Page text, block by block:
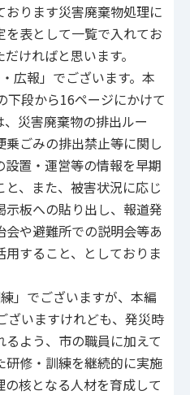
ります災害廃棄物処理に
表として一覧で入れてお
ければと思います。
広報」でございます。本
下段から16ページにかけて
災害廃棄物の排出ルー
ごみの排出禁止等に関し
置・運営等の情報を早期
、また、被害状況に応じ
板への貼り出し、報道発
や避難所での説明会等あ
すること、としておりま
」でございますが、本編
ざいますけれども、発災時
よう、市の職員に加えて
修・訓練を継続的に実施
核となる人材を育成して